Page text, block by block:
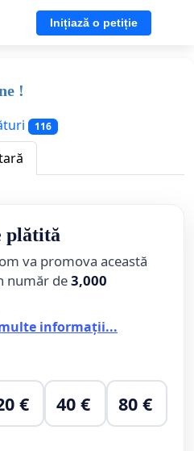
Inițiază o petiție
!
116
plătită
va promova această
număr de3,000
informații...
€ 40 € 80 €